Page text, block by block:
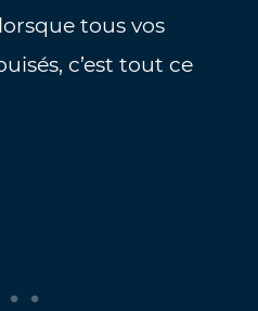
tous vos
c’est tout ce